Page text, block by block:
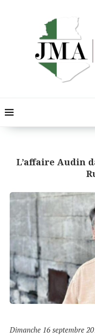
L’affaire Audin
Dimanche 16 septembre